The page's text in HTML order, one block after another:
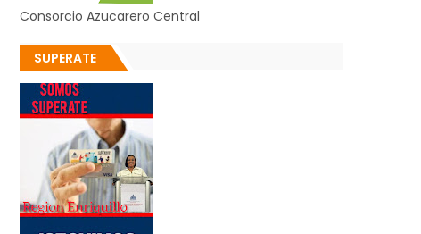
Consorcio Azucarero Central
SUPERATE